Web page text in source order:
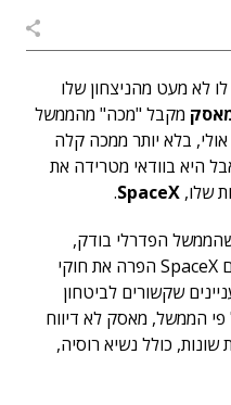
לא מעט מהניצחון שלו
מקבל "מכה" מהממשל
בלא יותר ממכה קלה
היא בוודאי מטרידה את
שלו, SpaceX
.
שהממשל הפדרלי בודק,
לפחות בשלושה מקרים שונים, האם SpaceX הפרה את חוקי
שקשורים לביטחון
הממשל, מאסק לא דיווח
כולל נשיא רוסיה,